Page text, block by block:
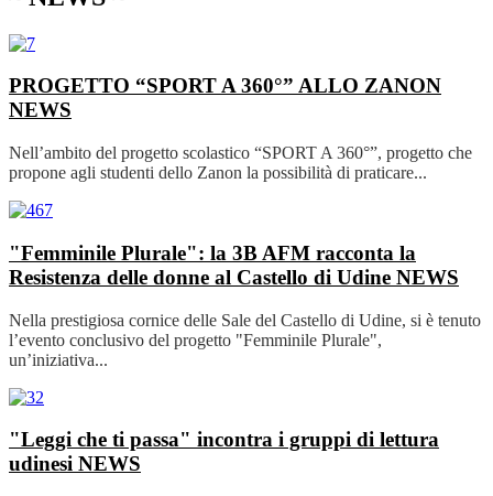
PROGETTO “SPORT A 360°” ALLO ZANON
NEWS
Nell’ambito del progetto scolastico “SPORT A 360°”, progetto che
propone agli studenti dello Zanon la possibilità di praticare...
"Femminile Plurale": la 3B AFM racconta la
Resistenza delle donne al Castello di Udine NEWS
Nella prestigiosa cornice delle Sale del Castello di Udine, si è tenuto
l’evento conclusivo del progetto "Femminile Plurale",
un’iniziativa...
"Leggi che ti passa" incontra i gruppi di lettura
udinesi NEWS